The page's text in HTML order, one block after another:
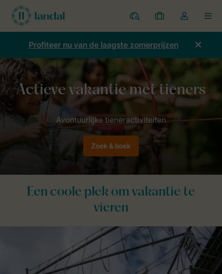
Parken
Mijn
boekingen
Open
de
dropdown
Profiteer nu van de laagste zomerprijzen
Home Thema Kids Vakantie met tieners
Zoek & boek
Een coole plek om vakantie te
vieren